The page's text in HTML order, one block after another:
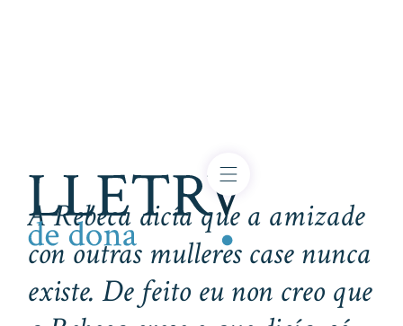
A Rebeca dicía que a amizade
con outras mulleres case nunca
existe. De feito eu non creo que